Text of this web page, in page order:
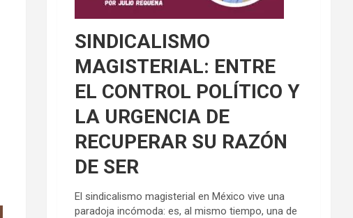
SINDICALISMO
MAGISTERIAL: ENTRE
EL CONTROL POLÍTICO Y
LA URGENCIA DE
RECUPERAR SU RAZÓN
DE SER
El sindicalismo magisterial en México vive una
paradoja incómoda: es, al mismo tiempo, una de